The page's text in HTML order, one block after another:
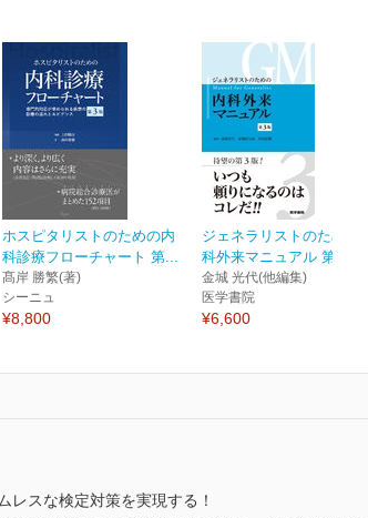
ホスピタリストのための内
科診療フローチャート 第...
髙岸 勝繁(著)
シーニュ
¥8,800
ジェネラリストのための内
科外来マニュアル 第3版
金城 光代(他編集)
医学書院
¥6,600
レスな検定対策を実現する！